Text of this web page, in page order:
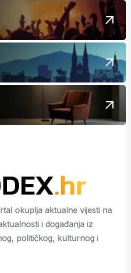
okuplja aktualne vijesti na
i događanja iz
političkog, kulturnog i